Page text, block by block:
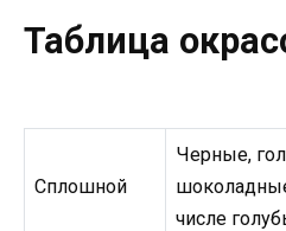
Таблица
Сплошной
Черные,
числе